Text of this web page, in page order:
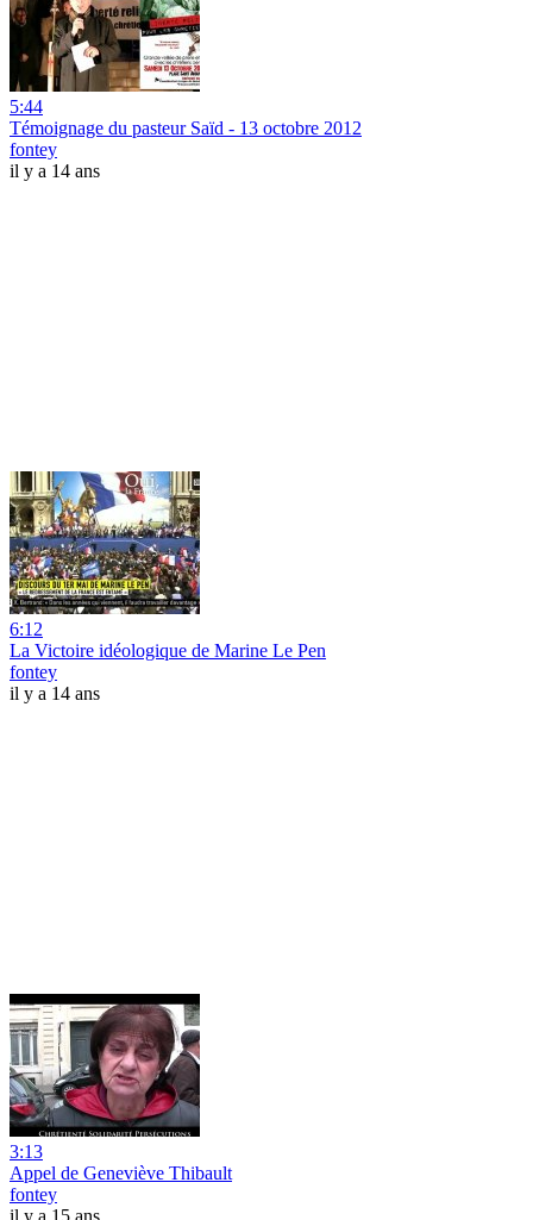
5:44
Témoignage du pasteur Saïd - 13 octobre 2012
fontey
il y a 14 ans
6:12
La Victoire idéologique de Marine Le Pen
fontey
il y a 14 ans
3:13
Appel de Geneviève Thibault
fontey